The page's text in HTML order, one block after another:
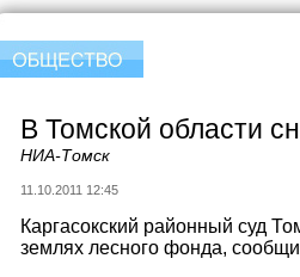
В Томской области
НИА-Томск
11.10.2011 12:45
Каргасокский районный суд
землях лесного фонда,